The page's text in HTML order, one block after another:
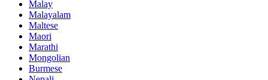
Malay
Malayalam
Maltese
Maori
Marathi
Mongolian
Burmese